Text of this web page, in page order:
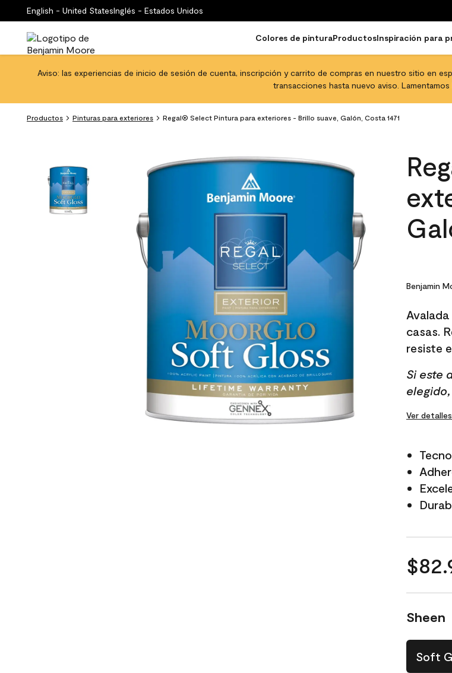
English - United StatesInglés - Estados Unidos
Colores de pinturaProductosInspiración para
Aviso: las experiencias de inicio de sesión de cuenta, inscripción y carrito de compras en nuestro sitio en
transacciones hasta nuevo aviso.
Productos Pinturas para exteriores Regal® Select Pintura para exteriores - Brillo suave, Galón, Costa 1471
Benjamin
casas.
resiste
Si este
Ver
Sheen
Soft